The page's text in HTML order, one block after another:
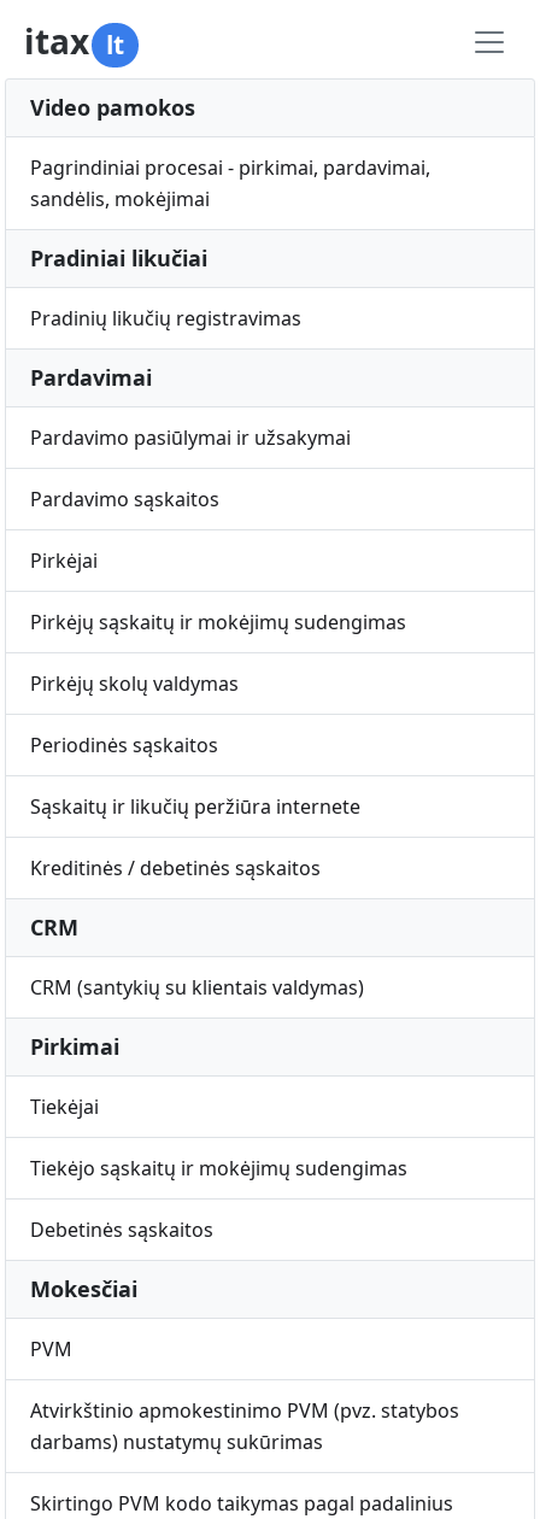
itax lt
Video pamokos
Pagrindiniai procesai - pirkimai, pardavimai,
sandėlis, mokėjimai
Pradiniai likučiai
Pradinių likučių registravimas
Pardavimai
Pardavimo pasiūlymai ir užsakymai
Pardavimo sąskaitos
Pirkėjai
Pirkėjų sąskaitų ir mokėjimų sudengimas
Pirkėjų skolų valdymas
Periodinės sąskaitos
Sąskaitų ir likučių peržiūra internete
Kreditinės / debetinės sąskaitos
CRM
CRM (santykių su klientais valdymas)
Pirkimai
Tiekėjai
Tiekėjo sąskaitų ir mokėjimų sudengimas
Debetinės sąskaitos
Mokesčiai
PVM
Atvirkštinio apmokestinimo PVM (pvz. statybos
darbams) nustatymų sukūrimas
Skirtingo PVM kodo taikymas pagal padalinius